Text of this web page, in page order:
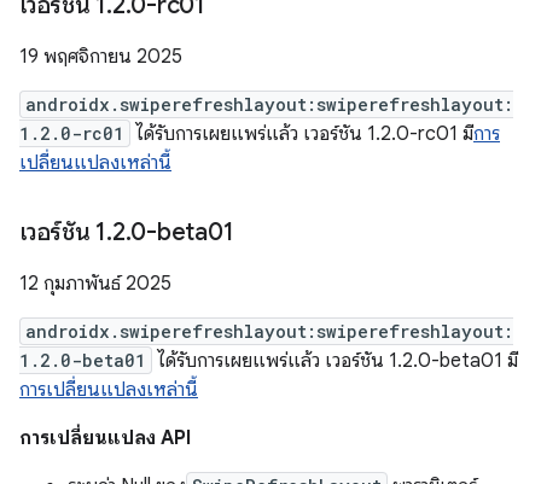
19 พฤศจิกายน 2025
androidx.swiperefreshlayout:swiperefreshlayout:
1.2.0-rc01
ได้รับการเผยแพร่แล้ว เวอร์ชัน 1.2.0-rc01 มีการ
เปลี่ยนแปลงเหล่านี้
เวอร์ชัน 1.2.0-beta01
12 กุมภาพันธ์ 2025
androidx.swiperefreshlayout:swiperefreshlayout:
1.2.0-beta01
ได้รับการเผยแพร่แล้ว เวอร์ชัน 1.2.0-beta01 มี
การเปลี่ยนแปลงเหล่านี้
การเปลี่ยนแปลง API